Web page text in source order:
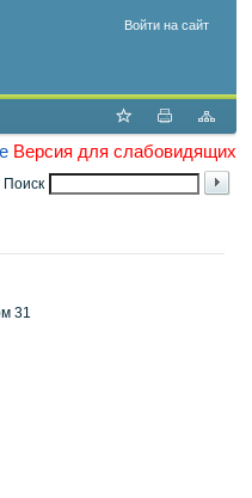
Войти на сайт
Версия для слабовидящих
Поиск
31